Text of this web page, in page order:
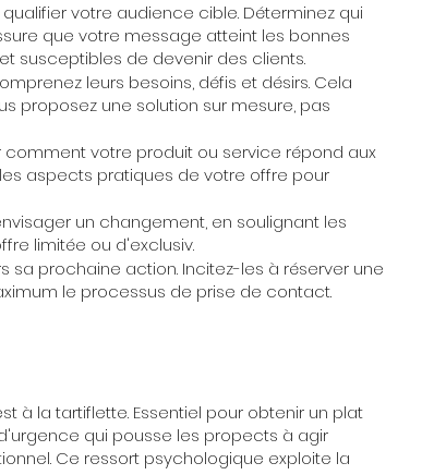
votre audience cible. Déterminez qui
que votre message atteint les bonnes
susceptibles de devenir des clients.
leurs besoins, défis et désirs. Cela
proposez une solution sur mesure, pas
comment votre produit ou service répond aux
aspects pratiques de votre offre pour
un changement, en soulignant les
limitée ou d'exclusiv.
sa prochaine action. Incitez-les à réserver une
le processus de prise de contact.
à la tartiflette. Essentiel pour obtenir un plat
qui pousse les propects à agir
Ce ressort psychologique exploite la